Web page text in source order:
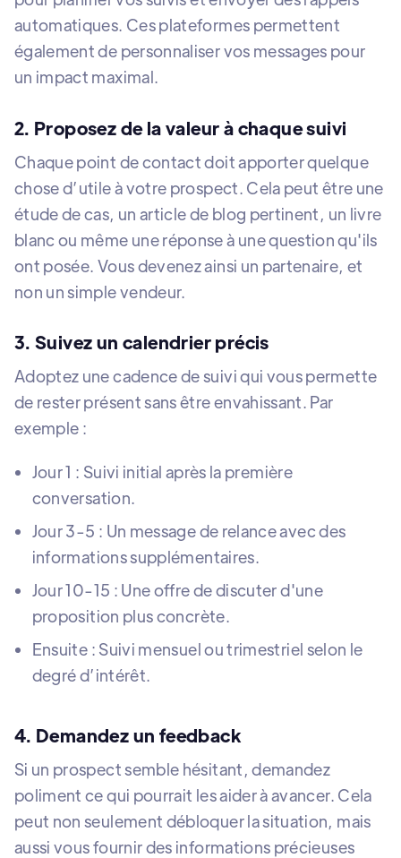
automatiques. Ces plateformes permettent
également de personnaliser vos messages pour
un impact maximal.
2. Proposez de la valeur à chaque suivi
Chaque point de contact doit apporter quelque
chose d’utile à votre prospect. Cela peut être une
étude de cas, un article de blog pertinent, un livre
blanc ou même une réponse à une question qu'ils
ont posée. Vous devenez ainsi un partenaire, et
non un simple vendeur.
3. Suivez un calendrier précis
Adoptez une cadence de suivi qui vous permette
de rester présent sans être envahissant. Par
exemple :
Jour 1 : Suivi initial après la première
conversation.
Jour 3-5 : Un message de relance avec des
informations supplémentaires.
Jour 10-15 : Une offre de discuter d'une
proposition plus concrète.
Ensuite : Suivi mensuel ou trimestriel selon le
degré d’intérêt.
4. Demandez un feedback
Si un prospect semble hésitant, demandez
poliment ce qui pourrait les aider à avancer. Cela
peut non seulement débloquer la situation, mais
aussi vous fournir des informations précieuses